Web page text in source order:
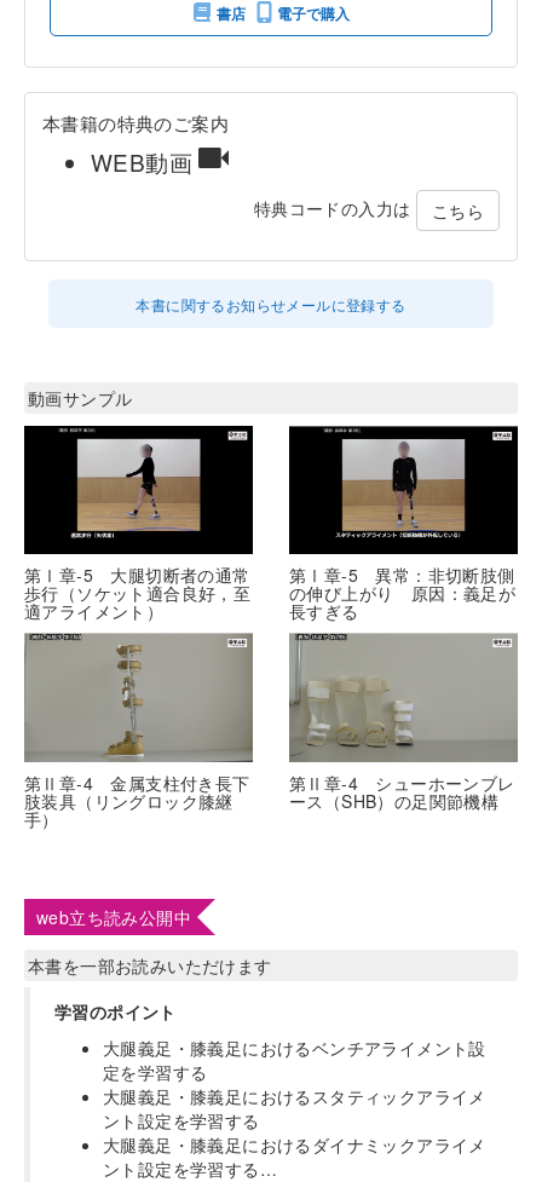
書店 電子で購入
本書籍の特典のご案内
WEB動画
特典コードの入力は こちら
本書に関するお知らせメールに登録する
動画サンプル
第Ⅰ章-5 大腿切断者の通常
歩行（ソケット適合良好，至
適アライメント）
第Ⅰ章-5 異常：非切断肢側
の伸び上がり 原因：義足が
長すぎる
第Ⅱ章-4 金属支柱付き長下
肢装具（リングロック膝継
手）
第Ⅱ章-4 シューホーンブレ
ース（SHB）の足関節機構
web立ち読み公開中
本書を一部お読みいただけます
学習のポイント
大腿義足・膝義足におけるベンチアライメント設
定を学習する
大腿義足・膝義足におけるスタティックアライメ
ント設定を学習する
大腿義足・膝義足におけるダイナミックアライメ
ント設定を学習する…